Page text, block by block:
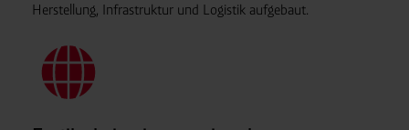
Herstellung, Infrastruktur und Logistik aufgebaut.